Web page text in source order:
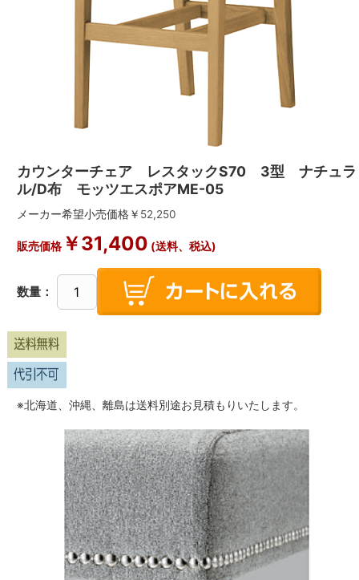
カウンターチェア レスタックS70 3型 ナチュラ
ル/D布 モッツエスポアME-05
メーカー希望小売価格￥ 52,250
販売価格￥31,400 (送料、税込)
数量：
※北海道、沖縄、離島は送料別途お見積もりいたします。